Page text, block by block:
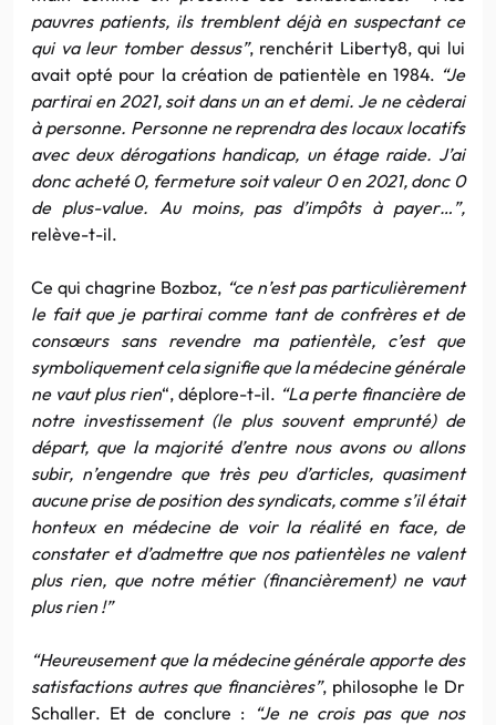
pauvres patients, ils tremblent déjà en suspectant ce
qui va leur tomber dessus”, renchérit Liberty8, qui lui
avait opté pour la création de patientèle en 1984. “Je
partirai en 2021, soit dans un an et demi. Je ne cèderai
à personne. Personne ne reprendra des locaux locatifs
avec deux dérogations handicap, un étage raide. J’ai
donc acheté 0, fermeture soit valeur 0 en 2021, donc 0
de plus-value. Au moins, pas d’impôts à payer…”,
relève-t-il.
Ce qui chagrine Bozboz, “ce n’est pas particulièrement
le fait que je partirai comme tant de confrères et de
consœurs sans revendre ma patientèle, c’est que
symboliquement cela signifie que la médecine générale
ne vaut plus rien“, déplore-t-il. “La perte financière de
notre investissement (le plus souvent emprunté) de
départ, que la majorité d’entre nous avons ou allons
subir, n’engendre que très peu d’articles, quasiment
aucune prise de position des syndicats, comme s’il était
honteux en médecine de voir la réalité en face, de
constater et d’admettre que nos patientèles ne valent
plus rien, que notre métier (financièrement) ne vaut
plus rien !”
“Heureusement que la médecine générale apporte des
satisfactions autres que financières”, philosophe le Dr
Schaller. Et de conclure : “Je ne crois pas que nos